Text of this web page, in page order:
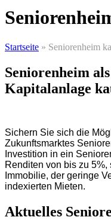
Startseite » Seniorenheim
Seniorenheim
Kapitalanlage
Sichern Sie sich die
Zukunftsmarktes
Investition in ein
Renditen von bis zu
Immobilie, der geringe
indexierten Mieten.
Aktuelles